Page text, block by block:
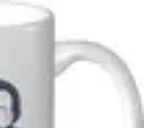
comparateur mutuelle pro